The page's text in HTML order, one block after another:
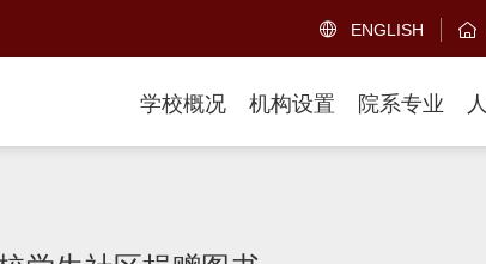
 ENGLISH 
学校概况 机构设置 院系专业